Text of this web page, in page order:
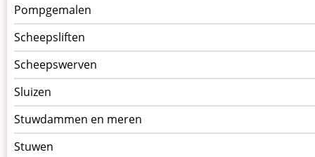
Pompgemalen
Scheepsliften
Scheepswerven
Sluizen
Stuwdammen en meren
Stuwen